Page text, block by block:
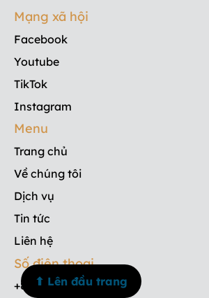
Mạng xã hội
Facebook
Youtube
TikTok
Instagram
Menu
Trang chủ
Về chúng tôi
Dịch vụ
Tin tức
Liên hệ
Số điện thoại
+84 908 835 533
⬆ Lên đầu trang